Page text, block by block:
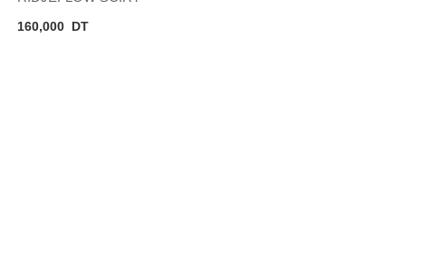
160,000 DT